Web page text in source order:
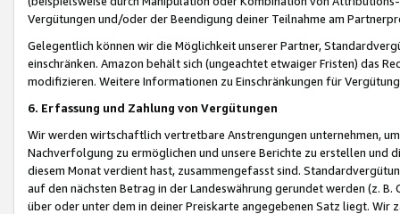
Vergütungen und/oder der Beendigung deiner Teilnahme am
Gelegentlich können wir die Möglichkeit unserer Partner,
einschränken. Amazon behält sich (ungeachtet etwaiger Fristen) das
modifizieren. Weitere Informationen zu Einschränkungen für
6. Erfassung und Zahlung von Vergütungen
Wir werden wirtschaftlich vertretbare Anstrengungen unternehmen,
Nachverfolgung zu ermöglichen und unsere Berichte zu erstellen und
diesem Monat verdient hast, zusammengefasst sind.
auf den nächsten Betrag in der Landeswährung gerundet werden (z.
über oder unter dem in deiner Preiskarte angegebenen Satz liegt.